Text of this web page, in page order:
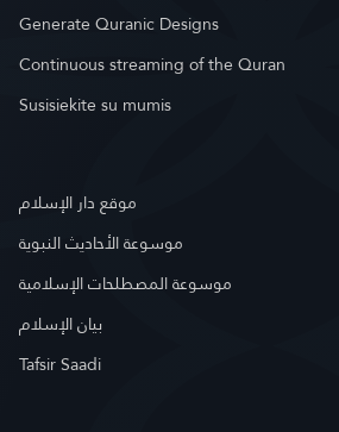
Generate Quranic Designs
Continuous streaming of the Quran
Susisiekite su mumis
موقع دار الإسلام
موسوعة الأحاديث النبوية
موسوعة المصطلحات الإسلامية
بيان الإسلام
Tafsir Saadi